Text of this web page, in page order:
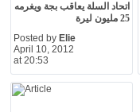
اتحاد السلة يعاقب بجة ويغرمه
25 مليون ليرة
Posted by Elie
April 10, 2012
at 20:53